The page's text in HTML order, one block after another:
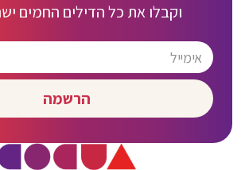
וקבלו את כל הדילים החמים
הרשמה